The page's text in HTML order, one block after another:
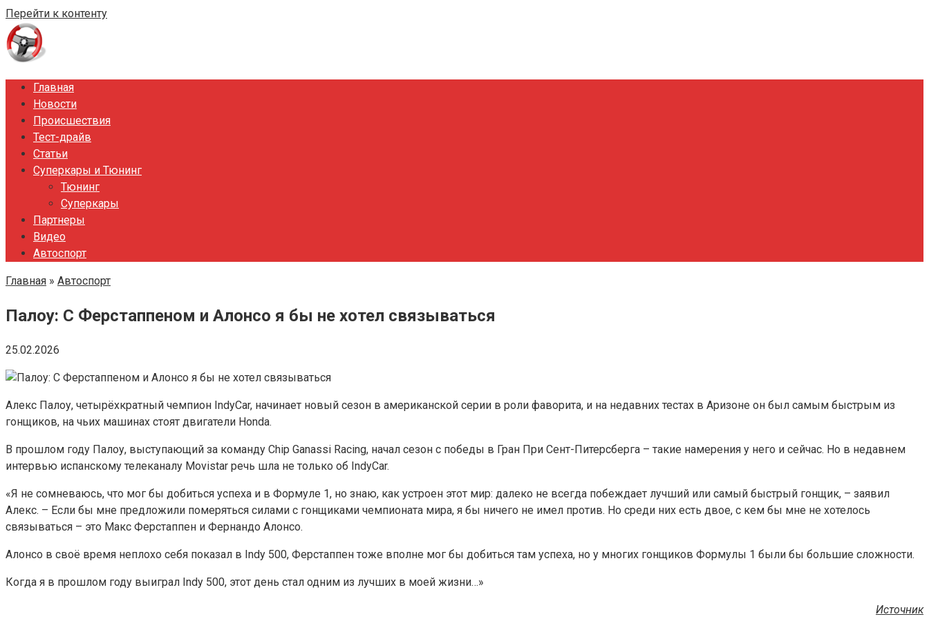
Перейти к контенту
Главная
Новости
Происшествия
Тест-драйв
Статьи
Суперкары и Тюнинг
Тюнинг
Суперкары
Партнеры
Видео
Автоспорт
Главная » Автоспорт
Палоу: С Ферстаппеном и Алонсо я бы не хотел связываться
25.02.2026
Алекс Палоу, четырёхкратный чемпион IndyCar, начинает новый сезон в американской серии в роли фаворита, и на недавних тестах в Аризоне он был самым быстрым из
гонщиков, на чьих машинах стоят двигатели Honda.
В прошлом году Палоу, выступающий за команду Chip Ganassi Racing, начал сезон с победы в Гран При Сент-Питерсберга – такие намерения у него и сейчас. Но в недавнем
интервью испанскому телеканалу Movistar речь шла не только об IndyCar.
«Я не сомневаюсь, что мог бы добиться успеха и в Формуле 1, но знаю, как устроен этот мир: далеко не всегда побеждает лучший или самый быстрый гонщик, – заявил
Алекс. – Если бы мне предложили померяться силами с гонщиками чемпионата мира, я бы ничего не имел против. Но среди них есть двое, с кем бы мне не хотелось
связываться – это Макс Ферстаппен и Фернандо Алонсо.
Алонсо в своё время неплохо себя показал в Indy 500, Ферстаппен тоже вполне мог бы добиться там успеха, но у многих гонщиков Формулы 1 были бы большие сложности.
Когда я в прошлом году выиграл Indy 500, этот день стал одним из лучших в моей жизни…»
Источник